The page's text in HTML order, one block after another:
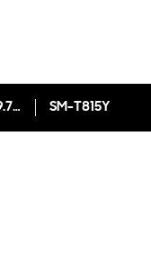
Galaxy Tab S2 (9.7 inch) SM-T815Y